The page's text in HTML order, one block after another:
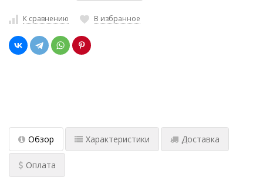
К сравнению В избранное
Обзор Характеристики Доставка
Оплата